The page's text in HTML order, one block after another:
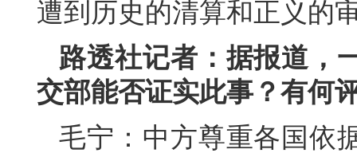
遭到历史的清算和正义的
路透社记者：据报道，
交部能否证实此事？有何
毛宁：中方尊重各国依